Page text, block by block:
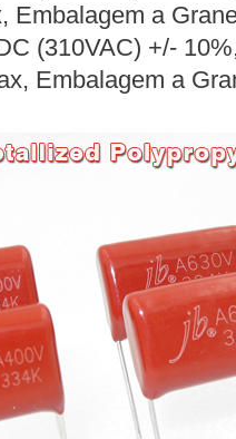
Embalagem a
(310VAC) +/-
Embalagem a